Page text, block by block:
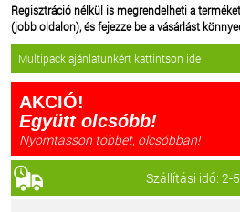
Regisztráció nélkül is megrendelheti a
(jobb oldalon), és fejezze be a vásárlást
Multipack ajánlatunkért kattintson ide
AKCIÓ!
Együtt olcsóbb!
Nyomtasson többet, olcsóbban!
Szállítási idő: 2-